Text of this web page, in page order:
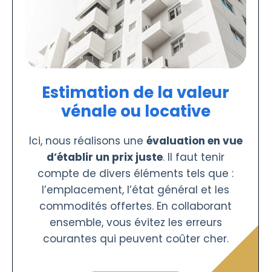
Estimation de la valeur
vénale ou locative
Ici, nous réalisons une évaluation en vue
d’établir un prix juste. Il faut tenir
compte de divers éléments tels que :
l’emplacement, l’état général et les
commodités offertes. En collaborant
ensemble, vous évitez les erreurs
courantes qui peuvent coûter cher.